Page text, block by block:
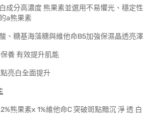
成分高濃度 熊果素並選用不易懼光、穩定性
a熊果素
、糖基海藻糖與維他命B5加強保濕晶透亮澤
養 有效提升肌能
亮白全面提升
熊果素x 1%維他命C 突破斑點黯沉 淨 透 白